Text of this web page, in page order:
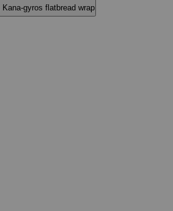
gyros flatbread wrap